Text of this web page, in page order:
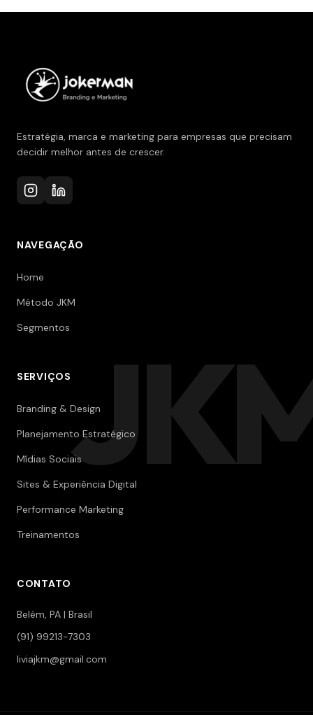
Estratégia, marca e marketing para empresas que precisam
decidir melhor antes de crescer.
NAVEGAÇÃO
Home
Método JKM
Segmentos
SERVIÇOS
Branding & Design
Planejamento Estratégico
Mídias Sociais
Sites & Experiência Digital
Performance Marketing
Treinamentos
CONTATO
Belém, PA | Brasil
(91) 99213-7303
liviajkm@gmail.com